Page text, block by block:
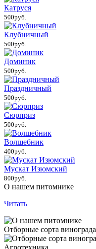
Катруся
500руб.
Клубничный
500руб.
Доминик
500руб.
Праздничный
500руб.
Сюрприз
500руб.
Волшебник
400руб.
Мускат Изюмский
800руб.
О нашем питомнике
Читать
Отборные сорта винограда
Агротехника